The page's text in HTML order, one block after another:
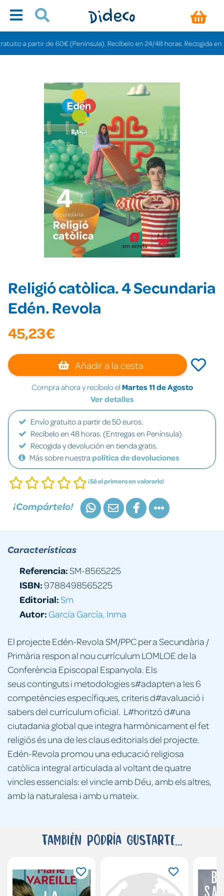
a partir de 60€ (Península). Recíbelo en 24/48 horas. Recogida en
Religió catòlica. 4 Secundaria
Edén. Revola
45,23€
Añadir a la cesta
Compra ahora y recíbelo el Martes 11 de Agosto
Ver detalles
Envío gratuito a partir de 50 euros.
Recíbelo en 48 horas. (Entregas en Península)
Recogida y devolución en tienda gratis.
Más sobre nuestra política de devoluciones
¡Sé el primero en valorarlo!
¡Compártelo!
El projecte Edén-Revola SM/PPC per a Secundària /
Primària respon al nou currículum LOMLOE de la
Conferència Episcopal Espanyola. Els
seus continguts i metodologies s#adapten a les 6
competències específiques, criteris d#avaluació i
sabers del currículum oficial. L#horitzó d#una
ciutadania global que integra harmònicament el fet
religiós és una de les claus editorials del projecte.
Edén-Revola promou una educació religiosa
catòlica integral articulada al voltant de quatre
vincles essencials: el vincle amb Déu, amb els altres,
amb la naturalesa i amb u mateix.
Características
Referencia:SM-8565225
ISBN:9788498565225
Editorial:Sm
Autor: García García, Inma
También podría gustarte...